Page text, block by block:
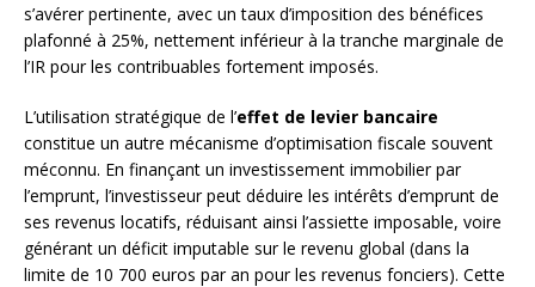
s’avérer pertinente, avec un taux d’imposition des bénéfices
plafonné à 25%, nettement inférieur à la tranche marginale de
l’IR pour les contribuables fortement imposés.
L’utilisation stratégique de l’effet de levier bancaire
constitue un autre mécanisme d’optimisation fiscale souvent
méconnu. En finançant un investissement immobilier par
l’emprunt, l’investisseur peut déduire les intérêts d’emprunt de
ses revenus locatifs, réduisant ainsi l’assiette imposable, voire
générant un déficit imputable sur le revenu global (dans la
limite de 10 700 euros par an pour les revenus fonciers). Cette